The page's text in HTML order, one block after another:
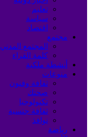
تعليم
سياسة
اقتصاد
مجتمع
المجتمع المدني
كلمة القراء
أنشطة ملكية
منوعات
ثقافة وفنون
صحتك
تكنولوجيا
ثقافة جنسية
نوافذ
رياضة